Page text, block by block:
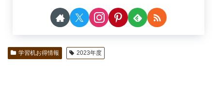
学習机お得情報 2023年度